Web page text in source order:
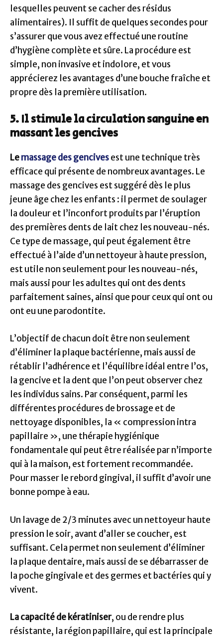
lesquelles peuvent se cacher des résidus
alimentaires). Il suffit de quelques secondes pour
s’assurer que vous avez effectué une routine
d’hygiène complète et sûre. La procédure est
simple, non invasive et indolore, et vous
apprécierez les avantages d’une bouche fraîche et
propre dès la première utilisation.
5. Il stimule la circulation sanguine en
massant les gencives
Lemassage des gencivesest une technique très
efficace qui présente de nombreux avantages. Le
massage des gencives est suggéré dès le plus
jeune âge chez les enfants : il permet de soulager
la douleur et l’inconfort produits par l’éruption
des premières dents de lait chez les nouveau-nés.
Ce type de massage, qui peut également être
effectué à l’aide d’un nettoyeur à haute pression,
est utile non seulement pour les nouveau-nés,
mais aussi pour les adultes qui ont des dents
parfaitement saines, ainsi que pour ceux qui ont ou
ont eu une parodontite.
L’objectif de chacun doit être non seulement
d’éliminer la plaque bactérienne, mais aussi de
rétablir l’adhérence et l’équilibre idéal entre l’os,
la gencive et la dent que l’on peut observer chez
les individus sains. Par conséquent, parmi les
différentes procédures de brossage et de
nettoyage disponibles, la « compression intra
papillaire », une thérapie hygiénique
fondamentale qui peut être réalisée par n’importe
qui à la maison, est fortement recommandée.
Pour masser le rebord gingival, il suffit d’avoir une
bonne pompe à eau.
Un lavage de 2/3 minutes avec un nettoyeur haute
pression le soir, avant d’aller se coucher, est
suffisant. Cela permet non seulement d’éliminer
la plaque dentaire, mais aussi de se débarrasser de
la poche gingivale et des germes et bactéries qui y
vivent.
La capacité de kératiniser, ou de rendre plus
résistante, la région papillaire, qui est la principale